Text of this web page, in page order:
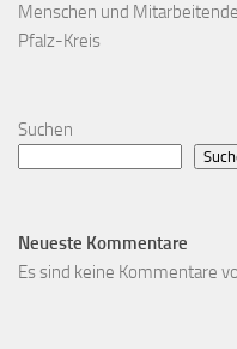
Menschen und
Pfalz-Kreis
Suchen
Neueste Kommentare
Es sind keine Kommentare